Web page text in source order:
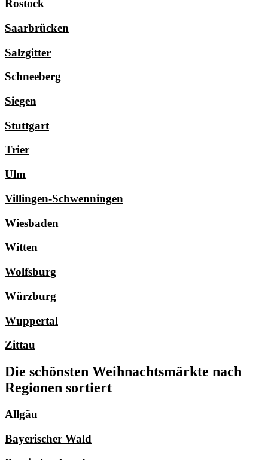
Rostock
Saarbrücken
Salzgitter
Schneeberg
Siegen
Stuttgart
Trier
Ulm
Villingen-Schwenningen
Wiesbaden
Witten
Wolfsburg
Würzburg
Wuppertal
Zittau
Die schönsten Weihnachtsmärkte nach
Regionen sortiert
Allgäu
Bayerischer Wald